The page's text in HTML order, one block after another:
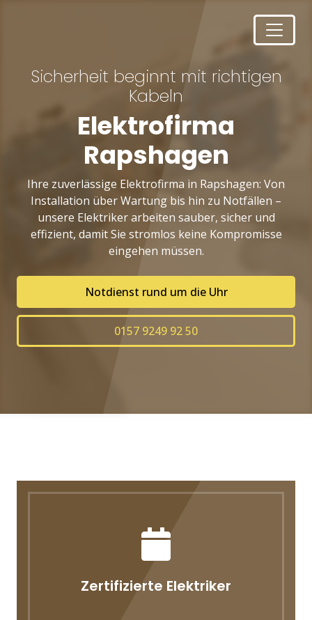
Sicherheit beginnt mit richtigen
Kabeln
Elektrofirma
Rapshagen
Ihre zuverlässige Elektrofirma in Rapshagen: Von
Installation über Wartung bis hin zu Notfällen –
unsere Elektriker arbeiten sauber, sicher und
effizient, damit Sie stromlos keine Kompromisse
eingehen müssen.
Notdienst rund um die Uhr
0157 9249 92 50
Zertifizierte Elektriker